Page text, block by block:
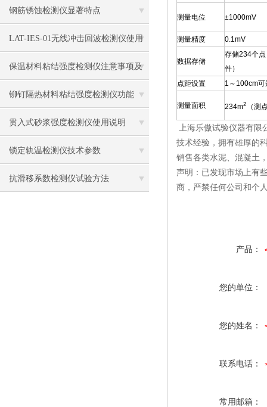
场中的应用
钢筋锈蚀检测仪显著特点
LAT-IES-01无线冲击回波检测仪使用
操作方法
保温材料粘结强度检测仪注意事项及
保养
铆钉隔热材料粘结强度检测仪功能
贯入式砂浆强度检测仪使用说明
锁定轨温检测仪技术参数
抗滑移系数检测仪试验方法
测量电位 ±1000mV
测量精度 0.1mV
数据存储
存储234个
件）
点距设置
1～100cm可
测量面积 234m2 （测
上海乐傲试验仪器有限
技术经验，拥有雄厚的
销售各类水泥、混凝土
声明：已发现市场上有
商，严禁任何公司和个
产品：
您的单位：
您的姓名：
联系电话：
常用邮箱：